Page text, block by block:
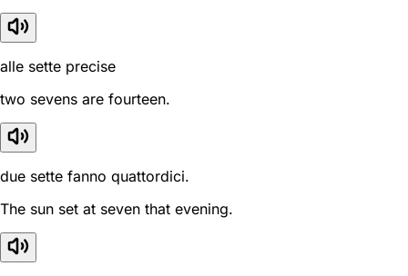
alle sette precise
two sevens are fourteen.
due sette fanno quattordici.
The sun set at seven that evening.